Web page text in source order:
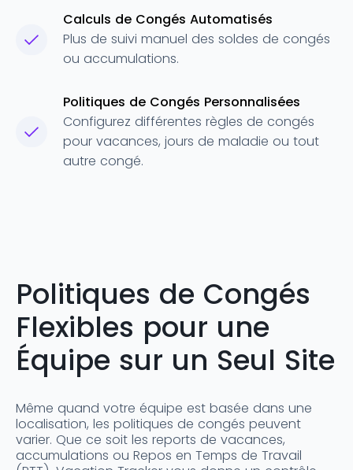
Calculs de Congés Automatisés
Plus de suivi manuel des soldes de congés
ou accumulations.
Politiques de Congés Personnalisées
Configurez différentes règles de congés
pour vacances, jours de maladie ou tout
autre congé.
Politiques de Congés
Flexibles pour une
Équipe sur un Seul Site
Même quand votre équipe est basée dans une
localisation, les politiques de congés peuvent
varier. Que ce soit les reports de vacances,
accumulations ou Repos en Temps de Travail